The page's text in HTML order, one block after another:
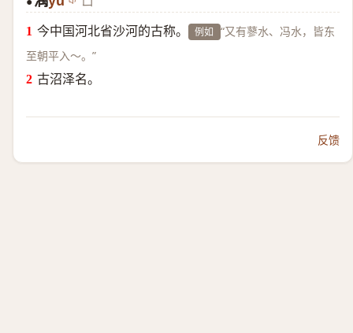
今中国河北省沙河的古称。 例如 “又有蓼水、冯水，皆东
至朝平入～。”
古沼泽名。
反馈